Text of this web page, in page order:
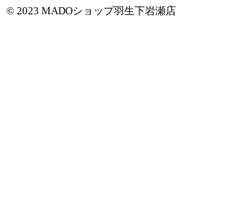
© 2023 MADOショップ羽生下岩瀬店